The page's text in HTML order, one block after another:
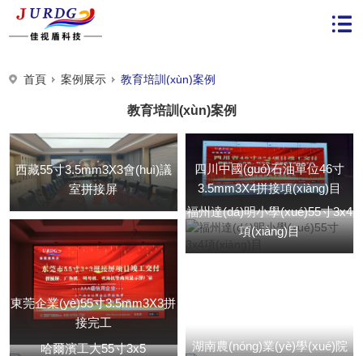
首頁 案例展示 教育培訓(xùn)案例
教育培訓(xùn)案例
西藏55寸3.5mm3X3會(huì)議
室拼接屏
四川中國(guó)石油單位46寸
3.5mm3X4拼接項(xiàng)目
東莞企業(yè)55寸3.5mm3X3拼
接完工
福州達(dá)明小學(xué)55寸3x4
項(xiàng)目
哈爾濱工大55寸3x5
湖南農(nóng)業(yè)學(xué)院